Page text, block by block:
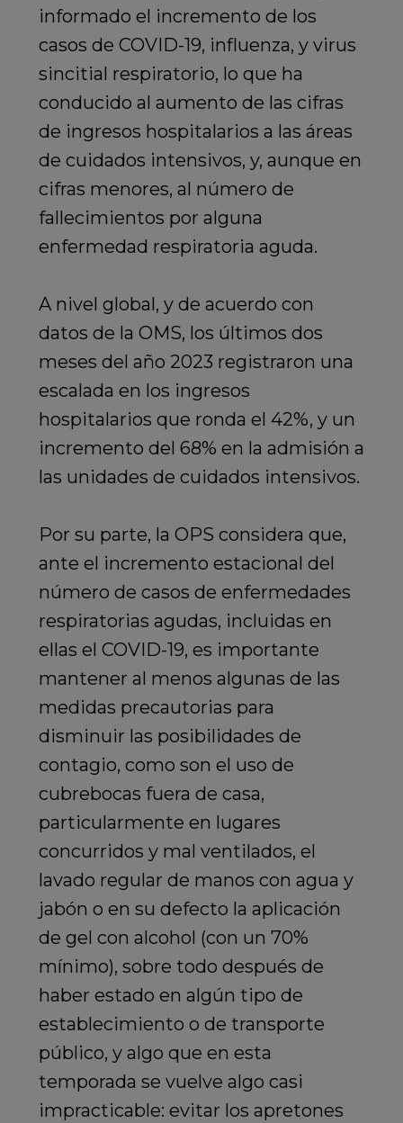
informado el incremento de los
casos de COVID-19, influenza, y virus
sincitial respiratorio, lo que ha
conducido al aumento de las cifras
de ingresos hospitalarios a las áreas
de cuidados intensivos, y, aunque en
cifras menores, al número de
fallecimientos por alguna
enfermedad respiratoria aguda.
A nivel global, y de acuerdo con
datos de la OMS, los últimos dos
meses del año 2023 registraron una
escalada en los ingresos
hospitalarios que ronda el 42%, y un
incremento del 68% en la admisión a
las unidades de cuidados intensivos.
Por su parte, la OPS considera que,
ante el incremento estacional del
número de casos de enfermedades
respiratorias agudas, incluidas en
ellas el COVID-19, es importante
mantener al menos algunas de las
medidas precautorias para
disminuir las posibilidades de
contagio, como son el uso de
cubrebocas fuera de casa,
particularmente en lugares
concurridos y mal ventilados, el
lavado regular de manos con agua y
jabón o en su defecto la aplicación
de gel con alcohol (con un 70%
mínimo), sobre todo después de
haber estado en algún tipo de
establecimiento o de transporte
público, y algo que en esta
temporada se vuelve algo casi
impracticable: evitar los apretones